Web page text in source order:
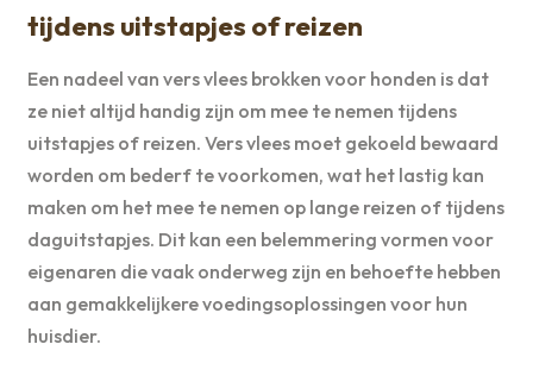
tijdens uitstapjes of reizen
Een nadeel van vers vlees brokken voor honden is dat
ze niet altijd handig zijn om mee te nemen tijdens
uitstapjes of reizen. Vers vlees moet gekoeld bewaard
worden om bederf te voorkomen, wat het lastig kan
maken om het mee te nemen op lange reizen of tijdens
daguitstapjes. Dit kan een belemmering vormen voor
eigenaren die vaak onderweg zijn en behoefte hebben
aan gemakkelijkere voedingsoplossingen voor hun
huisdier.